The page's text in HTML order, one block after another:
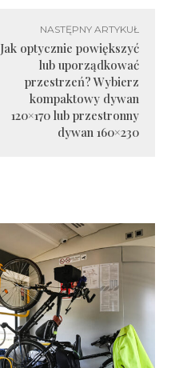
NASTĘPNY ARTYKUŁ
Jak optycznie powiększyć
lub uporządkować
przestrzeń? Wybierz
kompaktowy dywan
120×170 lub przestronny
dywan 160×230